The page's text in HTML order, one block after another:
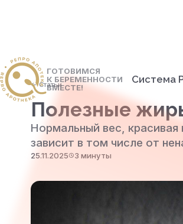
ГОТОВИМСЯ
К БЕРЕМЕННОСТИ
ВМЕСТЕ!
Система
<- Статьи
Полезные
Нормальный вес,
зависит в том числе от
25.11.2025 3 минуты